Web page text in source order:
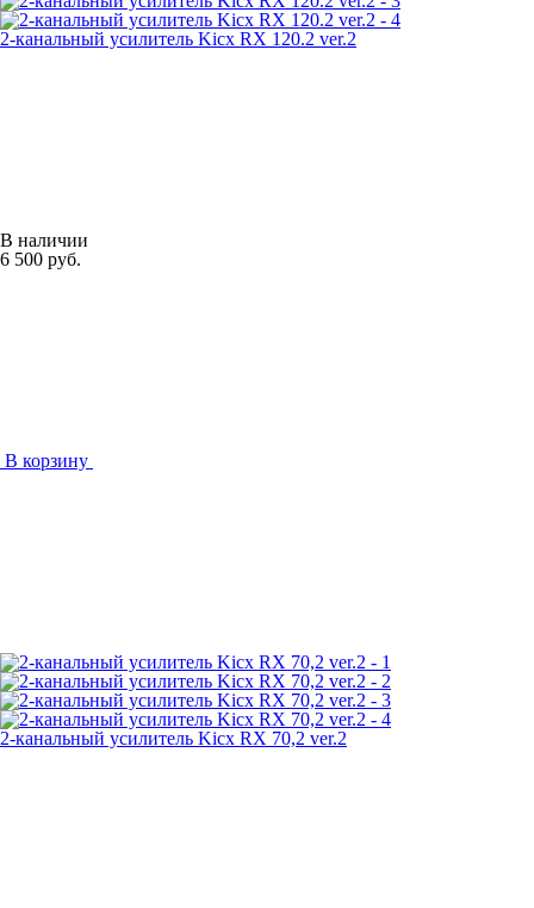
2-канальный усилитель Kicx RX 120.2 ver.2
В наличии
6 500 руб.
В корзину
2-канальный усилитель Kicx RX 70,2 ver.2